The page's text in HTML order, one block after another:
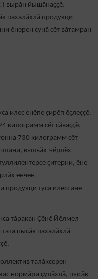
вырӑн йышӑнаҫҫӗ.
пахалӑхлӑ продукци
ӗнерен сунă сӗт вăтамран
илес енӗпе çирӗп ӗçлеççӗ.
килограмм сӗт сăваççӗ.
730 килограмм сӗт
выльӑх-чӗрлӗх
çитерни, ӗне
енчен
продукци туса илессине
тăракан Ҫӗнӗ Йӗлмел
пысăк пахалăхлă
талăксерен
нормăри çулăхлă, пысăк